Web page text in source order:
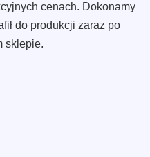
cenach. Dokonamy
do produkcji zaraz po
sklepie.